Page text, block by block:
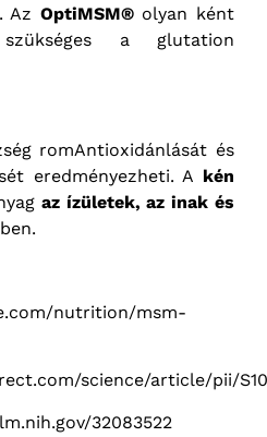
Az OptiMSM®olyan ként
a glutation
romAntioxidánlását és
eredményezheti. A kén
az ízületek, az inak és
nutrition/msm-
science/article/pii/
32083522